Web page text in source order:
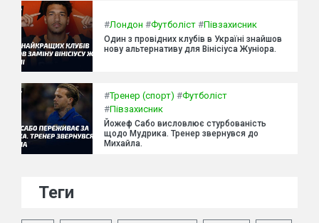
#Лондон #Футболіст #Півзахисник
Один з провідних клубів в Україні знайшов
нову альтернативу для Вінісіуса Жуніора.
#Тренер (спорт) #Футболіст
#Півзахисник
Йожеф Сабо висловлює стурбованість
щодо Мудрика. Тренер звернувся до
Михайла.
Теги